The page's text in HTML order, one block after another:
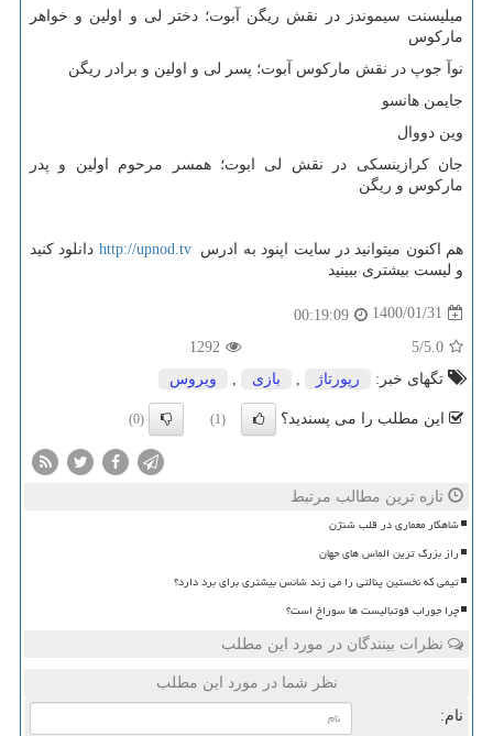
میلیسنت سیموندز در نقش ریگن آبوت؛ دختر لی و اولین و خواهر
مارکوس
نوآ جوپ در نقش مارکوس آبوت؛ پسر لی و اولین و برادر ریگن
جایمن هانسو
وین دووال
جان کرازینسکی در نقش لی ابوت؛ همسر مرحوم اولین و پدر
مارکوس و ریگن
هم اکنون میتوانید در سایت اپنود به ادرسhttp://upnod.tv دانلود کنید
و لیست بیشتری ببینید
1400/01/31
00:19:09
5.0
/5
1292
تگهای خبر:
رپورتاژ بازی ویروس
این مطلب را می پسندید؟ (1)
(0)
تازه ترین مطالب مرتبط
شاهکار معماری در قلب شنژن
راز بزرگ ترین الماس های جهان
تیمی که نخستین پنالتی را می زند شانس بیشتری برای برد دارد؟
چرا جوراب فوتبالیست ها سوراخ است؟
نظرات بینندگان در مورد این مطلب
نظر شما در مورد این مطلب
نام: